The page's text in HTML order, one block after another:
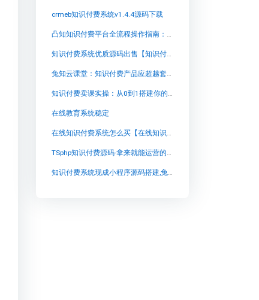
crmeb知识付费系统v1.4.4源码下载
凸知知识付费平台全流程操作指南：从零搭建你的专属知识变现系统
知识付费系统优质源码出售【知识付费系统优质源码出售知识付费系统系统怎么制作，知识付费系统搭建使用教程】
兔知云课堂：知识付费产品应超越套路，回归本质
知识付费卖课实操：从0到1搭建你的变现体系
在线教育系统稳定
在线知识付费系统怎么买【在线知识付费系统怎么买知识付费系统系统怎么制作，知识付费系统搭建使用教程】
TSphp知识付费源码-拿来就能运营的知识付费系统【TSphp知识付费源码-拿来就能运营的知识付费系统知识付费系统系统怎么制作，知识付费系统搭建使用教程】
知识付费系统现成小程序源码搭建,兔知云课堂：开启个性化学习之旅